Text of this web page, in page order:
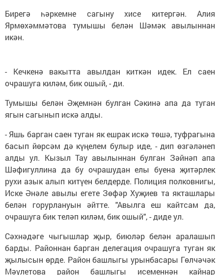
Бирегә һәркемне сагыну хисе китергән. Алия
Ярмөхәммәтова тумышы белән Шәмәк авылыннан
икән.
- Кечкенә вакытта авылдан киткән идек. Ел саен
очрашуга киләм, бик ошый, - ди.
Тумышы белән Әҗемнән булган Сәкинә апа да туган
ягын сагынып искә алды.
- Яшь барган саен туган як ешрак искә төшә, туфрагына
басып йөрсәм дә күңелем булыр иде, - дип өзгәләнеп
алды ул. Кызыл Тау авылыннан булган Зәйнәп апа
Шәфигуллина да бу очрашудан елы буена җитәрлек
рухи азык алып китүен белдерде. Полиция полковнигы,
Иске Әнәле авылы егете Зөфәр Хуҗиев та якташлары
белән горурлануын әйтте. "Авылга еш кайтсам да,
очрашуга бик теләп киләм, бик ошый", - диде ул.
Сәхнәдәге чыгышлар җыр, биюләр белән аралашып
барды. Районнан барган делегация очрашуга туган як
җылысын өрде. Район башлыгы урынбасары Гөлчәчәк
Мәүлетова район башлыгы исеменнән кайнар